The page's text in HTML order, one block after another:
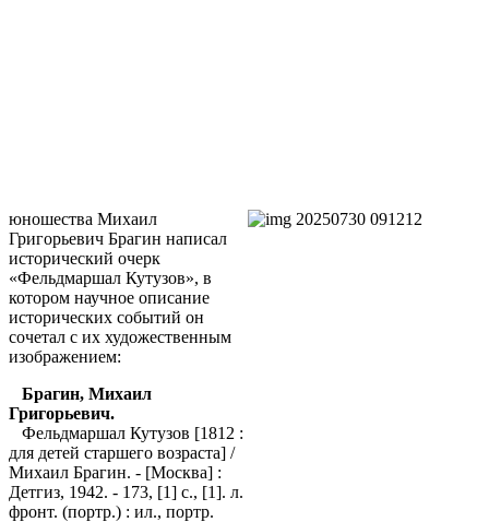
юношества Михаил
Григорьевич Брагин написал
исторический очерк
«Фельдмаршал Кутузов», в
котором научное описание
исторических событий он
сочетал с их художественным
изображением:
Брагин, Михаил
Григорьевич.
Фельдмаршал Кутузов [1812 :
для детей старшего возраста] /
Михаил Брагин. - [Москва] :
Детгиз, 1942. - 173, [1] с., [1]. л.
фронт. (портр.) : ил., портр.